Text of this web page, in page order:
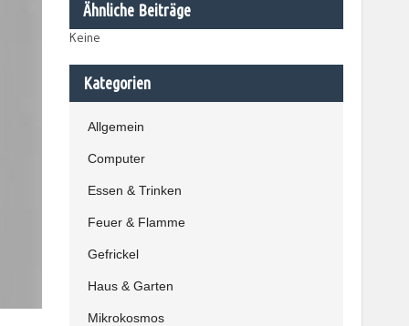
Ähnliche Beiträge
Keine
Kategorien
Allgemein
Computer
Essen & Trinken
Feuer & Flamme
Gefrickel
Haus & Garten
Mikrokosmos